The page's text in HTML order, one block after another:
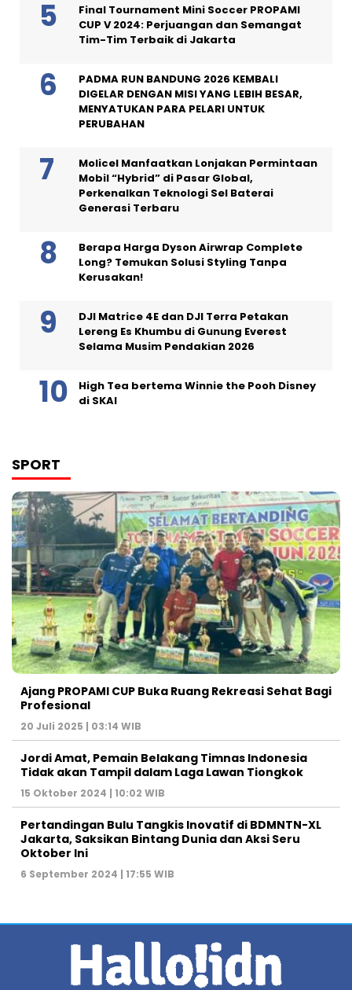
Final Tournament Mini Soccer PROPAMI
CUP V 2024: Perjuangan dan Semangat
Tim-Tim Terbaik di Jakarta
PADMA RUN BANDUNG 2026 KEMBALI
DIGELAR DENGAN MISI YANG LEBIH BESAR,
MENYATUKAN PARA PELARI UNTUK
PERUBAHAN
Molicel Manfaatkan Lonjakan Permintaan
Mobil “Hybrid” di Pasar Global,
Perkenalkan Teknologi Sel Baterai
Generasi Terbaru
Berapa Harga Dyson Airwrap Complete
Long? Temukan Solusi Styling Tanpa
Kerusakan!
DJI Matrice 4E dan DJI Terra Petakan
Lereng Es Khumbu di Gunung Everest
Selama Musim Pendakian 2026
High Tea bertema Winnie the Pooh Disney
di SKAI
SPORT
Ajang PROPAMI CUP Buka Ruang Rekreasi Sehat Bagi
Profesional
20 Juli 2025 | 03:14 WIB
Jordi Amat, Pemain Belakang Timnas Indonesia
Tidak akan Tampil dalam Laga Lawan Tiongkok
15 Oktober 2024 | 10:02 WIB
Pertandingan Bulu Tangkis Inovatif di BDMNTN-XL
Jakarta, Saksikan Bintang Dunia dan Aksi Seru
Oktober Ini
6 September 2024 | 17:55 WIB